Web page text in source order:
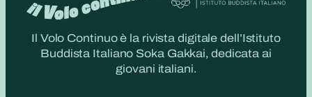
Il Volo Continuo è la rivista digitale dell’Istituto
Buddista Italiano Soka Gakkai, dedicata ai
giovani italiani.